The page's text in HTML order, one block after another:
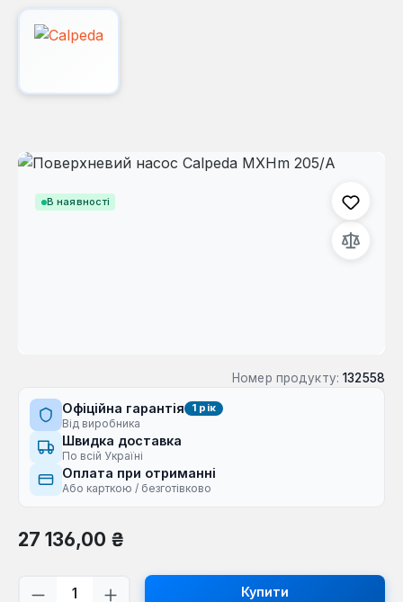
В наявності
Пропустити галерею зображень
Номер продукту: 132558
Офіційна гарантія 1 рік
Від виробника
Швидка доставка
По всій Україні
Оплата при отриманні
Або карткою / безготівково
Звичайна ціна:
27 136,00 ₴
Кількість товару: Введіть потрібну
Купити